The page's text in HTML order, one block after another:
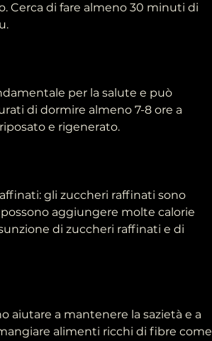
Cerca di fare almeno 30 minuti di
per la salute e può
di dormire almeno 7-8 ore a
e rigenerato.
gli zuccheri raffinati sono
aggiungere molte calorie
di zuccheri raffinati e di
aiutare a mantenere la sazietà e a
alimenti ricchi di fibre come